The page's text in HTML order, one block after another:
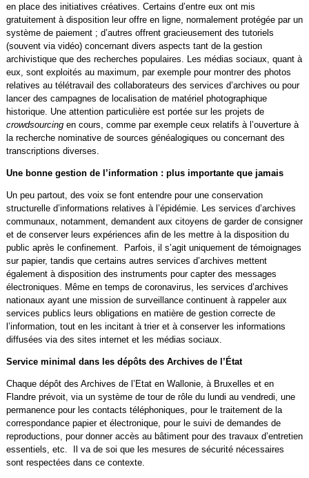
en place des initiatives créatives. Certains d’entre eux ont mis
gratuitement à disposition leur offre en ligne, normalement protégée par un
système de paiement ; d’autres offrent gracieusement des tutoriels
(souvent via vidéo) concernant divers aspects tant de la gestion
archivistique que des recherches populaires. Les médias sociaux, quant à
eux, sont exploités au maximum, par exemple pour montrer des photos
relatives au télétravail des collaborateurs des services d’archives ou pour
lancer des campagnes de localisation de matériel photographique
historique. Une attention particulière est portée sur les projets de
crowdsourcingen cours, comme par exemple ceux relatifs à l’ouverture à
la recherche nominative de sources généalogiques ou concernant des
transcriptions diverses.
Une bonne gestion de l’information : plus importante que jamais
Un peu partout, des voix se font entendre pour une conservation
structurelle d’informations relatives à l’épidémie. Les services d’archives
communaux, notamment, demandent aux citoyens de garder de consigner
et de conserver leurs expériences afin de les mettre à la disposition du
public après le confinement. Parfois, il s’agit uniquement de témoignages
sur papier, tandis que certains autres services d’archives mettent
également à disposition des instruments pour capter des messages
électroniques. Même en temps de coronavirus, les services d’archives
nationaux ayant une mission de surveillance continuent à rappeler aux
services publics leurs obligations en matière de gestion correcte de
l’information, tout en les incitant à trier et à conserver les informations
diffusées via des sites internet et les médias sociaux.
Service minimal dans les dépôts des Archives de l’État
Chaque dépôt des Archives de l’Etat en Wallonie, à Bruxelles et en
Flandre prévoit, via un système de tour de rôle du lundi au vendredi, une
permanence pour les contacts téléphoniques, pour le traitement de la
correspondance papier et électronique, pour le suivi de demandes de
reproductions, pour donner accès au bâtiment pour des travaux d’entretien
essentiels, etc. Il va de soi que les mesures de sécurité nécessaires
sont respectées dans ce contexte.